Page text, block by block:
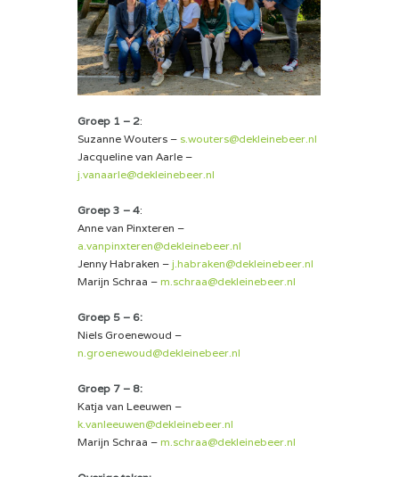
Groep 1 – 2:
Suzanne Wouters – s.wouters@dekleinebeer.nl
Jacqueline van Aarle –
j.vanaarle@dekleinebeer.nl
Groep 3 – 4:
Anne van Pinxteren –
a.vanpinxteren@dekleinebeer.nl
Jenny Habraken – j.habraken@dekleinebeer.nl
Marijn Schraa – m.schraa@dekleinebeer.nl
Groep 5 – 6:
Niels Groenewoud –
n.groenewoud@dekleinebeer.nl
Groep 7 – 8:
Katja van Leeuwen –
k.vanleeuwen@dekleinebeer.nl
Marijn Schraa – m.schraa@dekleinebeer.nl